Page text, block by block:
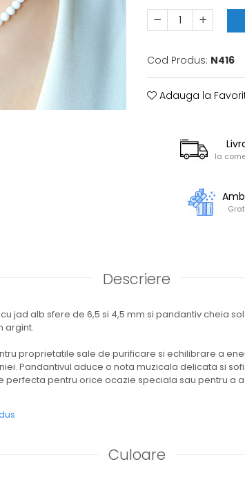
Cod Produs: N416
Adauga la
la
Descriere
jad alb sfere de 6,5 si 4,5 mm si pandantiv cheia
argint.
proprietatile sale de purificare si echilibrare a
Pandantivul aduce o nota muzicala delicata si
perfecta pentru orice ocazie speciala sau pentru a
Culoare